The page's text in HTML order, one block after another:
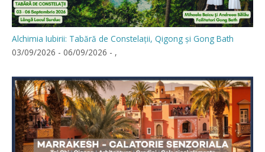
Alchimia Iubirii: Tabără de Constelații, Qigong și Gong Bath
03/09/2026 - 06/09/2026 - ,